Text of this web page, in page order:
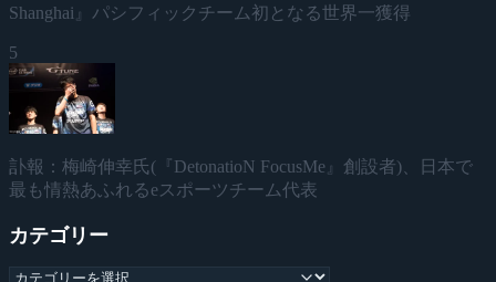
Shanghai』パシフィックチーム初となる世界一獲得
5
訃報：梅崎伸幸氏(『DetonatioN FocusMe』創設者)、日本で
最も情熱あふれるeスポーツチーム代表
カテゴリー